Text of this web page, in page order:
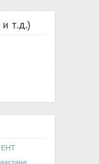
т.д.)
ЕНТ